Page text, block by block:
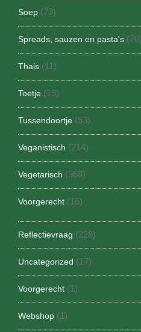
Soep (73)
Spreads, sauzen en pasta's (70)
Thais (11)
Toetje (19)
Tussendoortje (53)
Veganistisch (214)
Vegetarisch (368)
Voorgerecht (16)
Reflectievraag (228)
Uncategorized (17)
Voorgerecht (1)
Webshop (1)